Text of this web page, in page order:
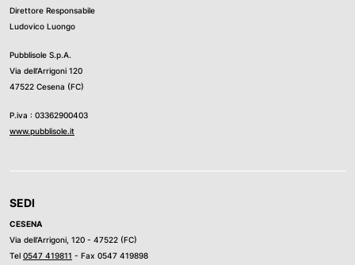
Direttore Responsabile
Ludovico Luongo
Pubblisole S.p.A.
Via dell’Arrigoni 120
47522 Cesena (FC)
P.iva : 03362900403
www.pubblisole.it
SEDI
CESENA
Via dell’Arrigoni, 120 - 47522 (FC)
Tel 0547 419811 - Fax 0547 419898